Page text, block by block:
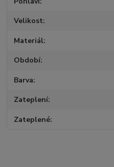
Velikost
Materiál
Období
Barva
Zateplení
Zateplené